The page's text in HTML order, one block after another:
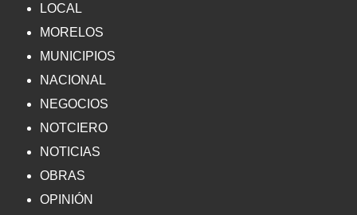
LOCAL
MORELOS
MUNICIPIOS
NACIONAL
NEGOCIOS
NOTCIERO
NOTICIAS
OBRAS
OPINIÓN